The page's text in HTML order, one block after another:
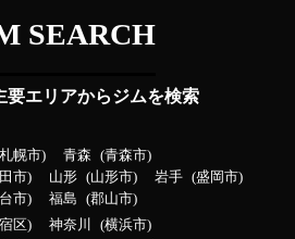
SEARCH
要エリアからジムを検索
札幌市 青森
青森市
市 山形 山形市 岩手
盛岡市
市 福島 郡山市
区 神奈川
横浜市